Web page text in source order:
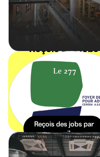
Reçois des jobs
étudiants
spécialement
pour toi dans ta
boite mail. Sans
effort.
Reçois des jobs par
mail